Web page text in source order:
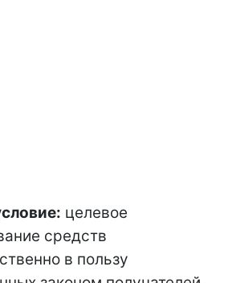
целевое
средств
в пользу